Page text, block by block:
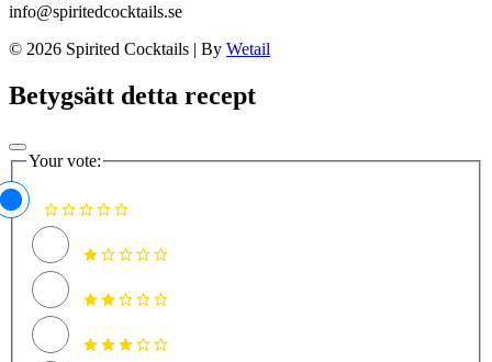
info@spiritedcocktails.se
© 2026 Spirited Cocktails | By Wetail
Betygsätt detta recept
Your vote: